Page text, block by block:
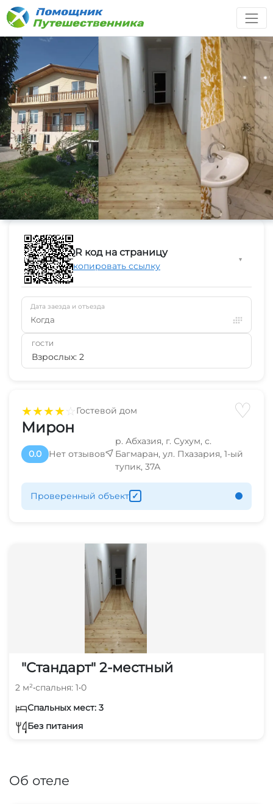
★★★★☆Гостевой дом ♡
Мирон
0.0 Нет отзывов
р. Абхазия, г. Сухум, с.
Багмаран, ул. Пхазария, 1-ый
тупик, 37А
Проверенный объект ✓
"Стандарт" 2-местный
2 м²•спальня: 1•0
Спальных мест: 3
Без питания
Об отеле
QR код на страницу
Скопировать ссылку
▼
Дата заезда и отъезда
Когда
ГОСТИ
Взрослых: 2